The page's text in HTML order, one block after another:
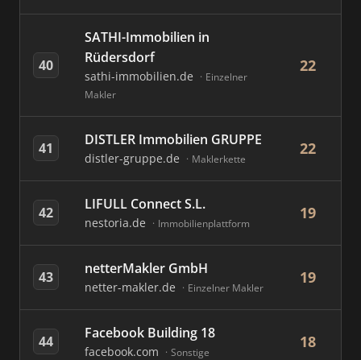
40
SATHI-Immobilien in
Rüdersdorf
sathi-immobilien.de
Einzelner
Makler
22
41 DISTLER Immobilien GRUPPE
distler-gruppe.de Maklerkette
22
42 LIFULL Connect S.L.
nestoria.de Immobilienplattform
19
43 netterMakler GmbH
netter-makler.de Einzelner Makler
19
44 Facebook Building 18
facebook.com Sonstige
18